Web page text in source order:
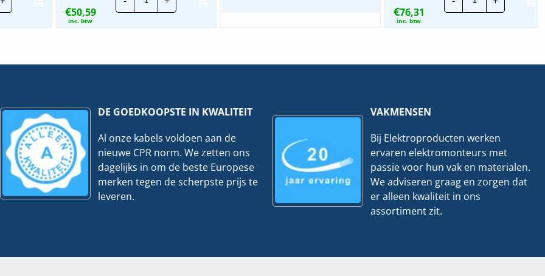
€50,59
inc. btw
Installatiekast €76,31
inc. btw
groepenkast
DE GOEDKOOPSTE IN KWALITEIT
Al onze kabels voldoen aan de
nieuwe CPR norm. We zetten ons
dagelijks in om de beste Europese
merken tegen de scherpste prijs te
leveren.
VAKMENSEN
Bij Elektroproducten werken
ervaren elektromonteurs met
passie voor hun vak en materialen.
We adviseren graag en zorgen dat
er alleen kwaliteit in ons
assortiment zit.